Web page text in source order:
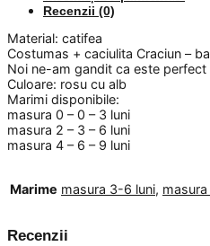
Recenzii (0)
Material: catifea
Costumas + caciulita Craciun –
Noi ne-am gandit ca este perfect
Culoare: rosu cu alb
Marimi disponibile:
masura 0 – 0 – 3 luni
masura 2 – 3 – 6 luni
masura 4 – 6 – 9 luni
Marime masura 3-6 luni,
Recenzii